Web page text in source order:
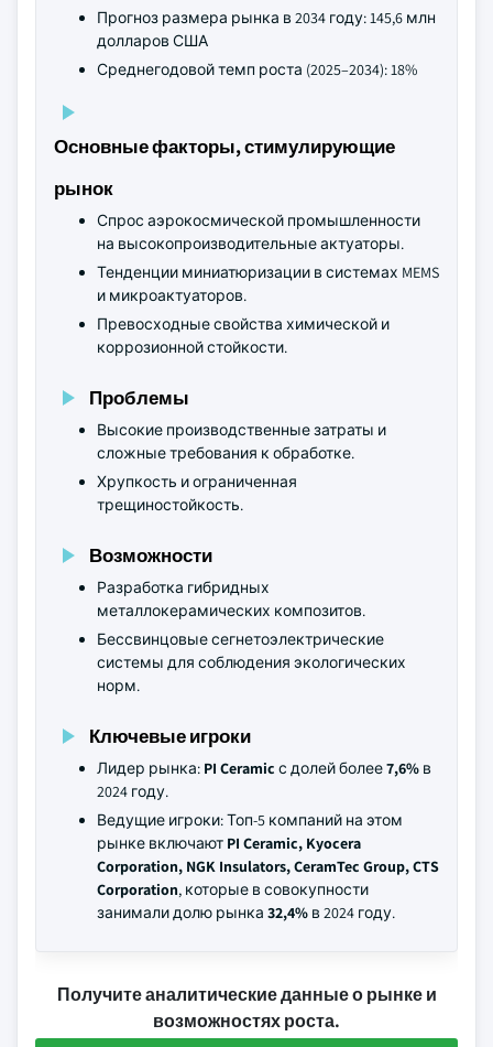
Прогноз размера рынка в 2034 году: 145,6 млн
долларов США
Среднегодовой темп роста (2025–2034): 18%
Основные факторы, стимулирующие
рынок
Спрос аэрокосмической промышленности
на высокопроизводительные актуаторы.
Тенденции миниатюризации в системах MEMS
и микроактуаторов.
Превосходные свойства химической и
коррозионной стойкости.
Проблемы
Высокие производственные затраты и
сложные требования к обработке.
Хрупкость и ограниченная
трещиностойкость.
Возможности
Разработка гибридных
металлокерамических композитов.
Бессвинцовые сегнетоэлектрические
системы для соблюдения экологических
норм.
Ключевые игроки
Лидер рынка: PI Ceramic с долей более7,6% в
2024 году.
Ведущие игроки: Топ-5 компаний на этом
рынке включают PI Ceramic, Kyocera
Corporation, NGK Insulators, CeramTec Group, CTS
Corporation, которые в совокупности
занимали долю рынка 32,4% в 2024 году.
Получите аналитические данные о рынке и
возможностях роста.